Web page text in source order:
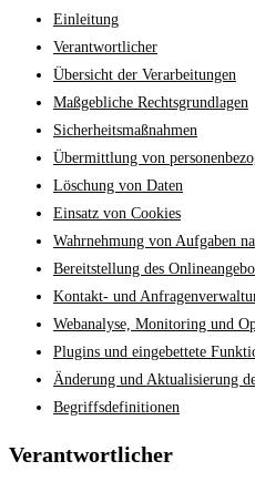
Einleitung
Verantwortlicher
Übersicht der Verarbeitungen
Maßgebliche Rechtsgrundlagen
Sicherheitsmaßnahmen
Übermittlung von
Löschung von Daten
Einsatz von Cookies
Wahrnehmung von Aufgaben
Bereitstellung des
Kontakt- und
Webanalyse, Monitoring und
Plugins und eingebettete
Änderung und Aktualisierung
Begriffsdefinitionen
Verantwortlicher